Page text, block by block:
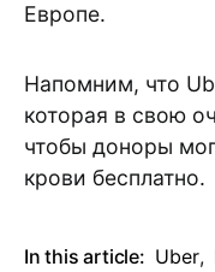
Европе.
Напомним, что
которая в свою
чтобы доноры
крови бесплатно.
In this article: Uber,